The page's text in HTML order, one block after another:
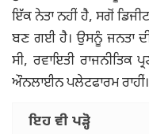
ਇੱਕ ਨੇਤਾ ਨਹੀਂ ਹੈ, ਸਗੋਂ
ਬਣ ਗਈ ਹੈ। ਉਸਨੂੰ ਜਨਤਾ
ਸੀ, ਰਵਾਇਤੀ ਰਾਜਨੀਤਿਕ
ਔਨਲਾਈਨ ਪਲੇਟਫਾਰਮ ਰਾਹੀਂ।
ਇਹ ਵੀ ਪੜ੍ਹੋ